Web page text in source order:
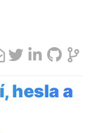
hesla a